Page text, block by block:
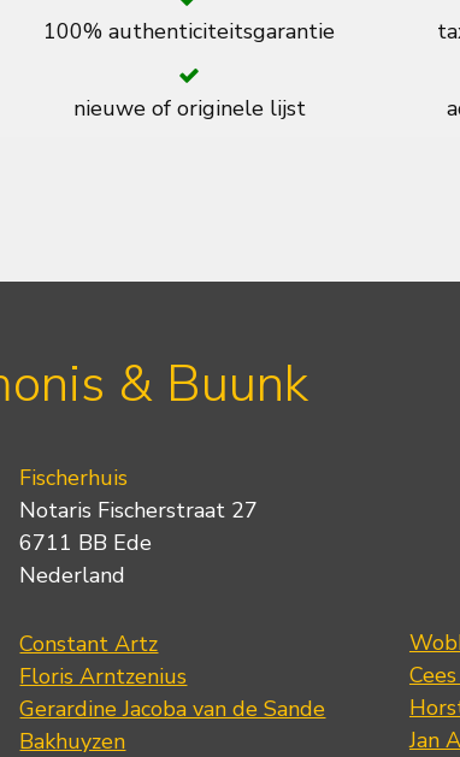
100% authenticiteitsgarantie
nieuwe of originele lijst
& Buunk
Fischerhuis
Notaris Fischerstraat 27
6711 BB Ede
Nederland
Constant Artz
Floris Arntzenius
Gerardine Jacoba van de Sande
Bakhuyzen
Jan